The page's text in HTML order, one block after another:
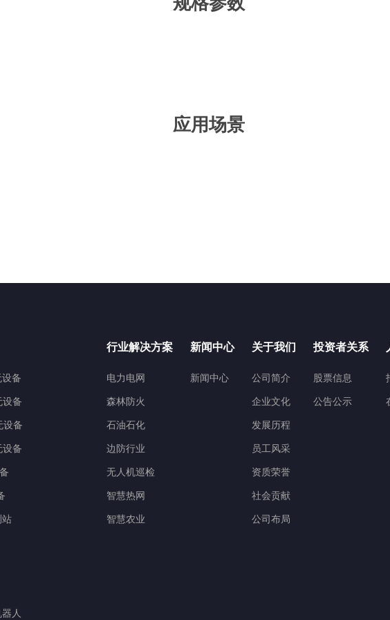
应用场景
备
设备
设备
备
站
人
行业解决方案
电力电网
森林防火
石油石化
边防行业
无人机巡检
智慧热网
智慧农业
新闻中心
新闻中心
关于我们
公司简介
企业文化
发展历程
员工风采
资质荣誉
社会贡献
公司布局
投资者关系
股票信息
公告公示